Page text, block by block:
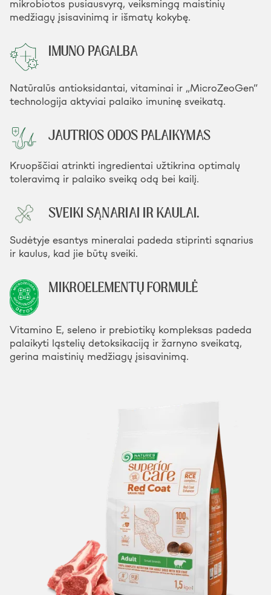
mikrobiotos pusiausvyrą, veiksmingą maistinių
medžiagų įsisavinimą ir išmatų kokybę.
IMUNO PAGALBA
Natūralūs antioksidantai, vitaminai ir „MicroZeoGen”
technologija aktyviai palaiko imuninę sveikatą.
JAUTRIOS ODOS PALAIKYMAS
Kruopščiai atrinkti ingredientai užtikrina optimalų
toleravimą ir palaiko sveiką odą bei kailį.
SVEIKI SĄNARIAI IR KAULAI.
Sudėtyje esantys mineralai padeda stiprinti sąnarius
ir kaulus, kad jie būtų sveiki.
MIKROELEMENTŲ FORMULĖ
Vitamino E, seleno ir prebiotikų kompleksas padeda
palaikyti ląstelių detoksikaciją ir žarnyno sveikatą,
gerina maistinių medžiagų įsisavinimą.